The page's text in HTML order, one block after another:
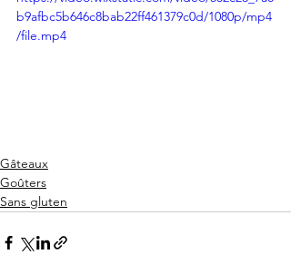
b9afbc5b646c8bab22ff461379c0d/1080p/mp4
/file.mp4
Gâteaux
Goûters
Sans gluten